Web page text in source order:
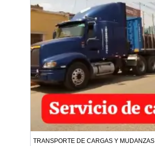
TRANSPORTE DE CARGAS Y MUDANZAS